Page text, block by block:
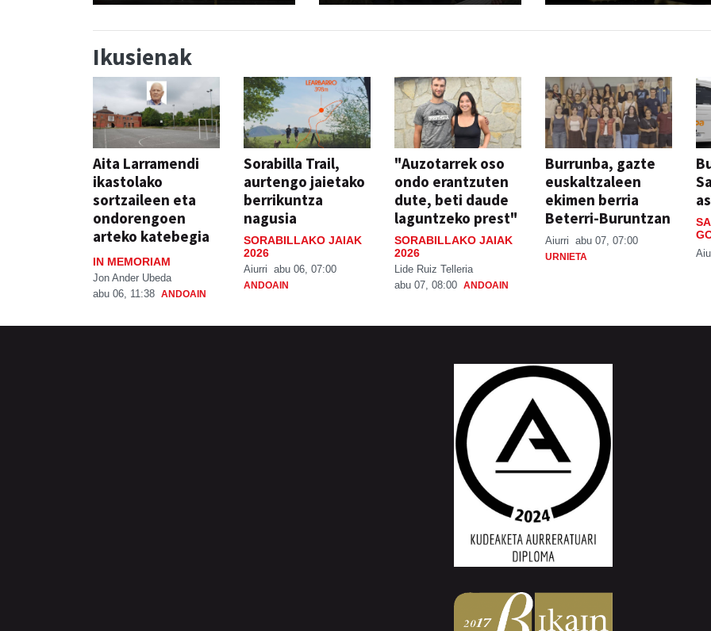
Ikusienak
Aita Larramendi
ikastolako
sortzaileen eta
ondorengoen
arteko katebegia
IN MEMORIAM
Jon Ander Ubeda
abu 06, 11:38 ANDOAIN
Sorabilla Trail,
aurtengo jaietako
berrikuntza
nagusia
SORABILLAKO JAIAK
2026
Aiurri abu 06, 07:00
ANDOAIN
"Auzotarrek oso
ondo erantzuten
dute, beti daude
laguntzeko prest"
SORABILLAKO JAIAK
2026
Lide Ruiz Telleria
abu 07, 08:00 ANDOAIN
Burrunba, gazte
euskaltzaleen
ekimen berria
Beterri-Buruntzan
Aiurri abu 07, 07:00
URNIETA